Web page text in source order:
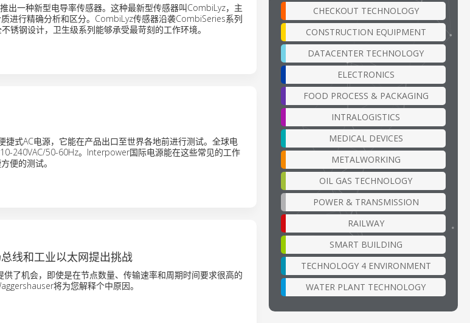
出一种新型电导率传感器。这种最新型传感器叫CombiLyz，主
进行精确分析和区分。CombiLyz传感器沿袭CombiSeries系列
锈钢设计，卫生级系列能够承受最苛刻的工作环境。
捷式AC电源，它能在产品出口至世界各地前进行测试。全球电
240VAC/50-60Hz。Interpower国际电源能在这些常见的工作
便的测试。
线和工业以太网提出挑战
供了机会，即使是在节点数量、传输速率和周期时间要求很高的
将为您解释个中原因。
CHECKOUT TECHNOLOGY
CONSTRUCTION EQUIPMENT
DATACENTER TECHNOLOGY
ELECTRONICS
FOOD PROCESS & PACKAGING
INTRALOGISTICS
MEDICAL DEVICES
METALWORKING
OIL GAS TECHNOLOGY
POWER & TRANSMISSION
RAILWAY
SMART BUILDING
TECHNOLOGY 4 ENVIRONMENT
WATER PLANT TECHNOLOGY